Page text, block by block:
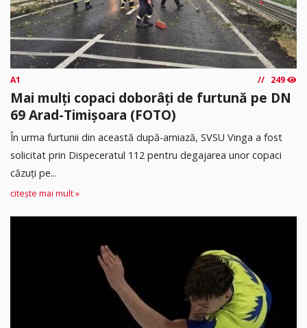
A1 249
Mai mulți copaci doborâți de furtună pe DN
69 Arad-Timișoara (FOTO)
În urma furtunii din această după-amiază, SVSU Vinga a fost
solicitat prin Dispeceratul 112 pentru degajarea unor copaci
căzuți pe...
citește mai mult »